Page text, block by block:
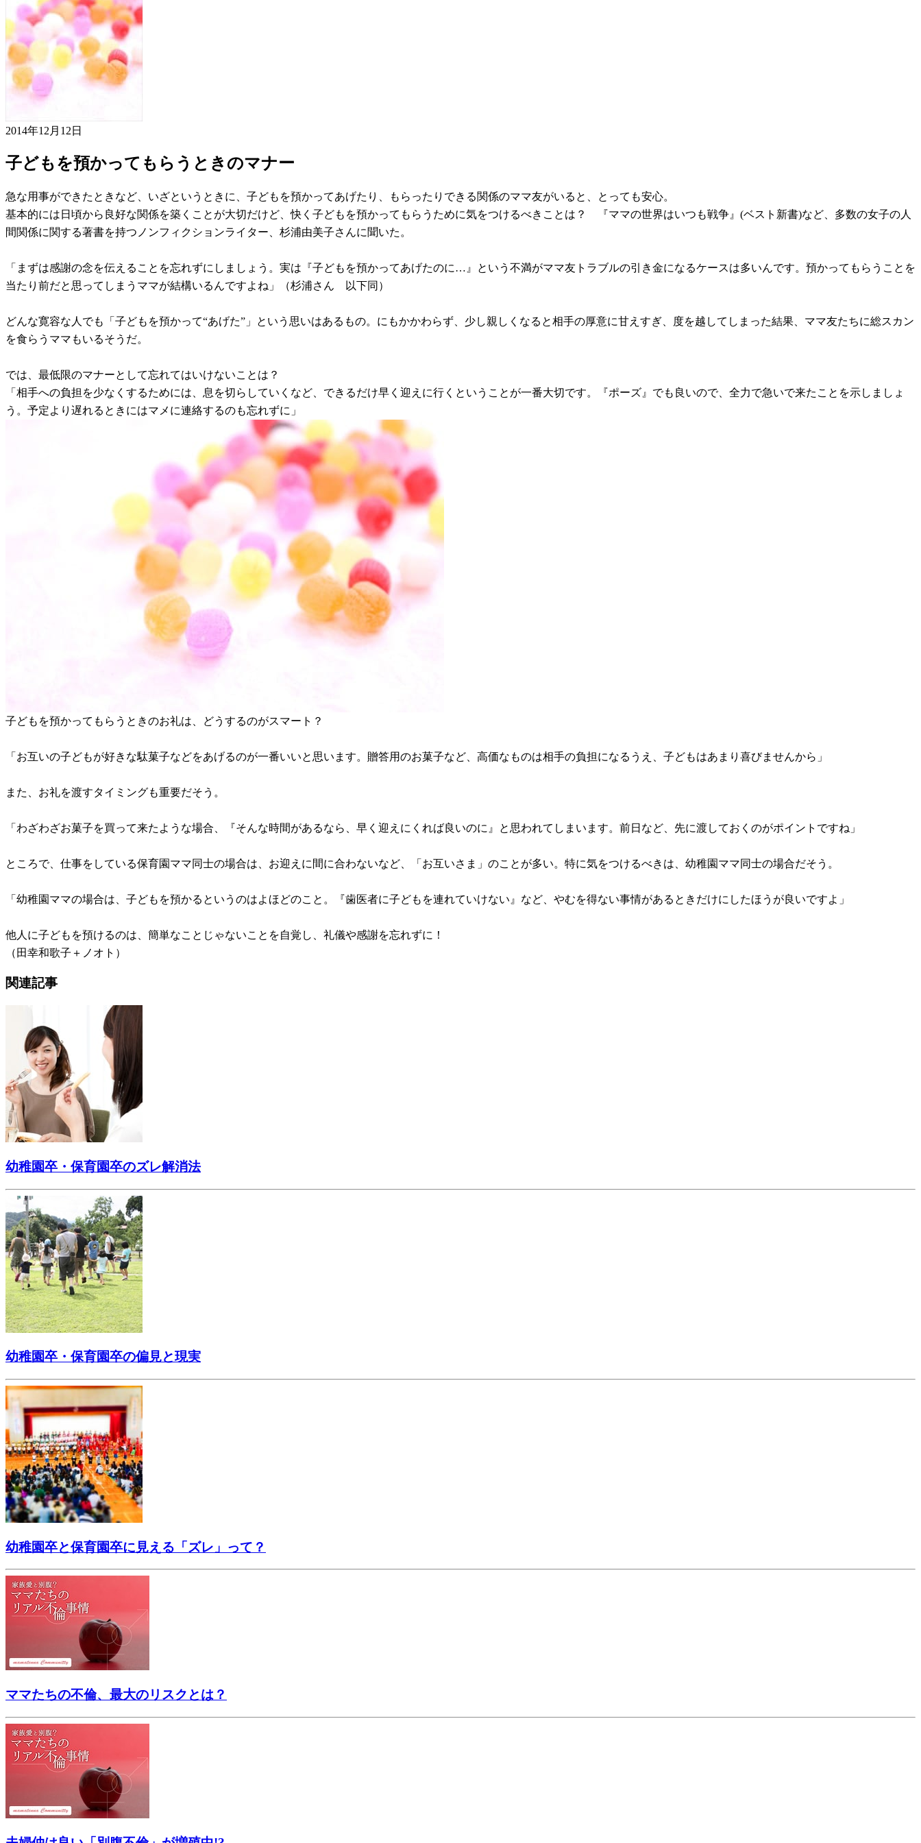
2014年12月12日
子どもを預かってもらうときのマナー
急な用事ができたときなど、いざというときに、子どもを預かってあげたり、もらったりできる関係のママ友がいると、とっても安心。
基本的には日頃から良好な関係を築くことが大切だけど、快く子どもを預かってもらうために気をつけるべきことは？ 『ママの世界はいつも戦争』(ベスト新書)など、多数の女子の人
間関係に関する著書を持つノンフィクションライター、杉浦由美子さんに聞いた。
「まずは感謝の念を伝えることを忘れずにしましょう。実は『子どもを預かってあげたのに…』という不満がママ友トラブルの引き金になるケースは多いんです。預かってもらうことを
当たり前だと思ってしまうママが結構いるんですよね」（杉浦さん 以下同）
どんな寛容な人でも「子どもを預かって“あげた”」という思いはあるもの。にもかかわらず、少し親しくなると相手の厚意に甘えすぎ、度を越してしまった結果、ママ友たちに総スカン
を食らうママもいるそうだ。
では、最低限のマナーとして忘れてはいけないことは？
「相手への負担を少なくするためには、息を切らしていくなど、できるだけ早く迎えに行くということが一番大切です。『ポーズ』でも良いので、全力で急いで来たことを示しましょ
う。予定より遅れるときにはマメに連絡するのも忘れずに」
子どもを預かってもらうときのお礼は、どうするのがスマート？
「お互いの子どもが好きな駄菓子などをあげるのが一番いいと思います。贈答用のお菓子など、高価なものは相手の負担になるうえ、子どもはあまり喜びませんから」
また、お礼を渡すタイミングも重要だそう。
「わざわざお菓子を買って来たような場合、『そんな時間があるなら、早く迎えにくれば良いのに』と思われてしまいます。前日など、先に渡しておくのがポイントですね」
ところで、仕事をしている保育園ママ同士の場合は、お迎えに間に合わないなど、「お互いさま」のことが多い。特に気をつけるべきは、幼稚園ママ同士の場合だそう。
「幼稚園ママの場合は、子どもを預かるというのはよほどのこと。『歯医者に子どもを連れていけない』など、やむを得ない事情があるときだけにしたほうが良いですよ」
他人に子どもを預けるのは、簡単なことじゃないことを自覚し、礼儀や感謝を忘れずに！
（田幸和歌子＋ノオト）
関連記事
幼稚園卒・保育園卒のズレ解消法
幼稚園卒・保育園卒の偏見と現実
幼稚園卒と保育園卒に見える「ズレ」って？
ママたちの不倫、最大のリスクとは？